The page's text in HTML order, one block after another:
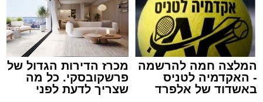
המלצה חמה להרשמה
- האקדמיה לטניס
באשדוד של אלפרד
מכרז הדירות הגדול של
פרשקובסקי. כל מה
שצריך לדעת לפני